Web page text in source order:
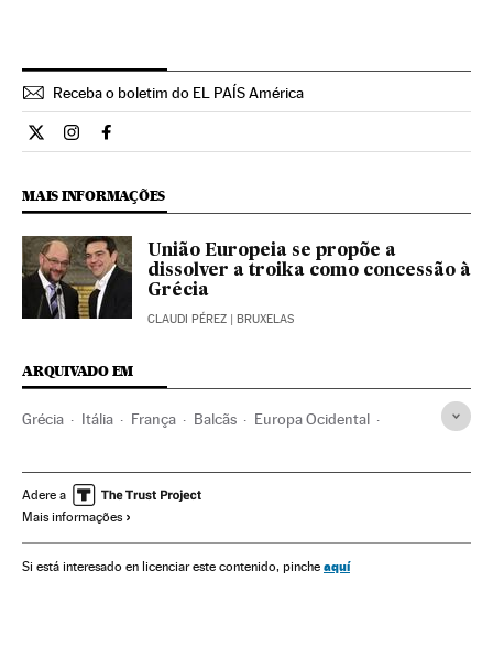
Receba o boletim do EL PAÍS América
Internacional El País Brasil en Twitter
Internacional El País Brasil en Instagram
Internacional El País Brasil en Facebook
MAIS INFORMAÇÕES
União Europeia se propõe a
dissolver a troika como concessão à
Grécia
CLAUDI PÉREZ | BRUXELAS
ARQUIVADO EM
Grécia Itália França Balcãs Europa Ocidental
Resgate financeiro Comissão Europeia
Crise financeira
Organizações internacionais Europa Banca
Adere a
Mais informações
Si está interesado en licenciar este contenido, pinche aquí